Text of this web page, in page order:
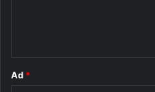
Ad *